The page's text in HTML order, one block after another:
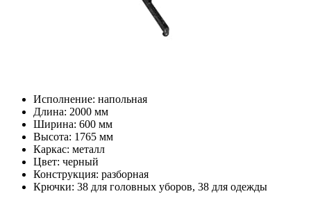
Исполнение: напольная
Длина: 2000 мм
Ширина: 600 мм
Высота: 1765 мм
Каркас: металл
Цвет: черный
Конструкция: разборная
Крючки: 38 для головных уборов, 38 для одежды